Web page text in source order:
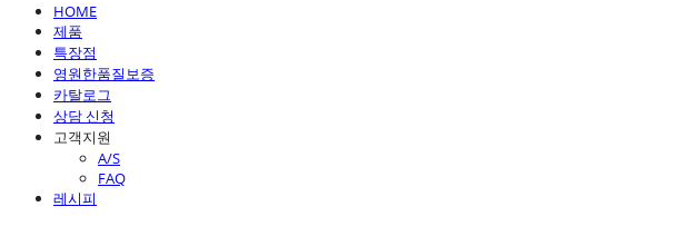
HOME
제품
특장점
영원한품질보증
카탈로그
상담 신청
고객지원
A/S
FAQ
레시피